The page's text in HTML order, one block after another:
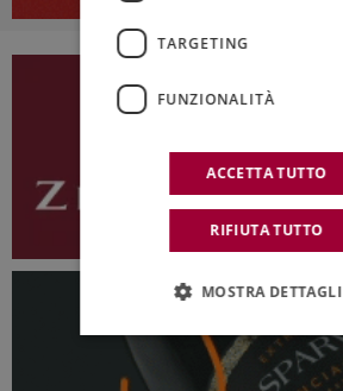
TARGETING
FUNZIONALITÀ
ACCETTA TUTTO
RIFIUTA TUTTO
MOSTRA DETTAGLI